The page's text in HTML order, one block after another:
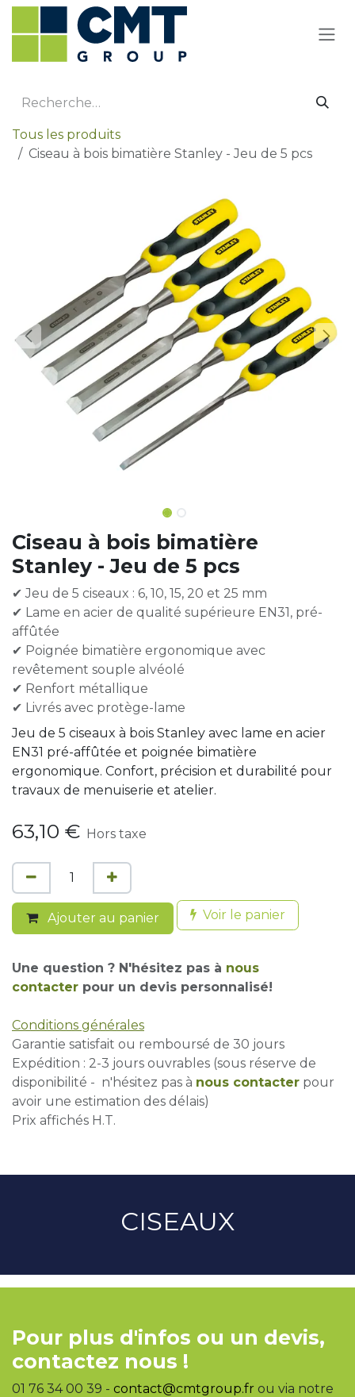
Se rendre au contenu
Tous les produits
Ciseau à bois bimatière Stanley - Jeu de 5 pcs
Ciseau à bois bimatière
Stanley - Jeu de 5 pcs
✔ Jeu de 5 ciseaux : 6, 10, 15, 20 et 25 mm
✔ Lame en acier de qualité supérieure EN31, pré-
affûtée
✔ Poignée bimatière ergonomique avec
revêtement souple alvéolé
✔ Renfort métallique
✔ Livrés avec protège-lame
Jeu de 5 ciseaux à bois Stanley avec lame en acier
EN31 pré-affûtée et poignée bimatière
ergonomique. Confort, précision et durabilité pour
travaux de menuiserie et atelier.
63,10 € Hors taxe
Ajouter au panier Voir le panier
Une question ? N'hésitez pas à nous
contacter pour un devis personnalisé!
Conditions générales
Garantie satisfait ou remboursé de 30 jours
Expédition : 2-3 jours ouvrables (sous réserve de
disponibilité - n'hésitez pas à nous contacter pour
avoir une estimation des délais)
Prix affichés H.T.
CISEAUX
Pour plus d'infos ou un devis,
contactez nous !
01 76 34 00 39 - contact@cmtgroup.fr ou via notre